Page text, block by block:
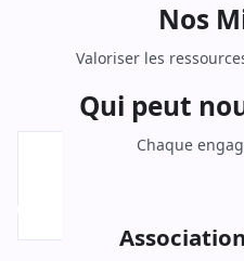
Nos
Valoriser les
Qui peut
Chaque